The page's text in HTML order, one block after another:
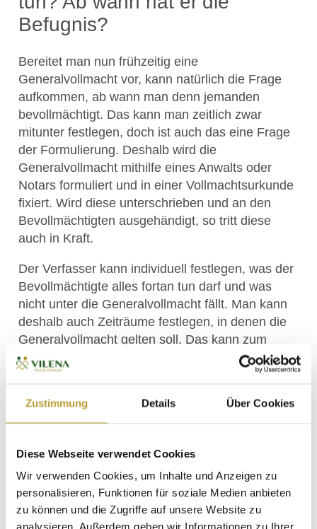
Zustimmung Details Über Cookies
Diese Webseite verwendet Cookies
Wir verwenden Cookies, um Inhalte und Anzeigen zu
personalisieren, Funktionen für soziale Medien anbieten
zu können und die Zugriffe auf unsere Website zu
analysieren. Außerdem geben wir Informationen zu Ihrer
Befugnis?
Bereitet man nun frühzeitig eine
Generalvollmacht vor, kann natürlich die Frage
aufkommen, ab wann man denn jemanden
bevollmächtigt. Das kann man zeitlich zwar
mitunter festlegen, doch ist auch das eine Frage
der Formulierung. Deshalb wird die
Generalvollmacht mithilfe eines Anwalts oder
Notars formuliert und in einer Vollmachtsurkunde
fixiert. Wird diese unterschrieben und an den
Bevollmächtigten ausgehändigt, so tritt diese
auch in Kraft.
Der Verfasser kann individuell festlegen, was der
Bevollmächtigte alles fortan tun darf und was
nicht unter die Generalvollmacht fällt. Man kann
deshalb auch Zeiträume festlegen, in denen die
Generalvollmacht gelten soll. Das kann zum
Beispiel vor einer schwierigen Operation sinnvoll
sein.
Wie erlischt die Generalvollmacht?
fixiert, so gilt diese mit dem genannten Zeitpunkt
als erloschen. Gesetzlich ist der Bevollmächtigte
daraufhin verpflichtet, die an ihn ausgehändigte
Vollmachtsurkunde zurückzugeben.